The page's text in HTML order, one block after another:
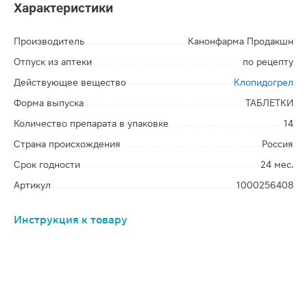
Характеристики
Производитель
Канонфарма Продакшн
Отпуск из аптеки
по рецепту
Действующее вещество
Клопидогрел
Форма выпуска
ТАБЛЕТКИ
Количество препарата в упаковке
14
Страна происхождения
Россия
Срок годности
24 мес.
Артикул
1000256408
Инструкция к товару